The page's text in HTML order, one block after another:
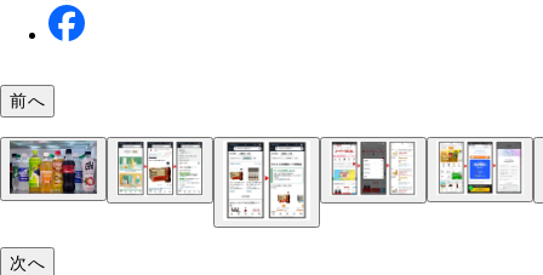
メーカー各社が20～30円前後の値上げを発表して
500mLクラスのペット飲料（写真はイメージです）
アマゾンは最大15％オフで、指定したスケジュー
「楽天市場」での還元率が10～50％になるキャン
「Yahoo！ショッピング」はソフトバンクやワイモ
独自ポイント、共通ポイント、さらにクーポンも
前へ
次へ